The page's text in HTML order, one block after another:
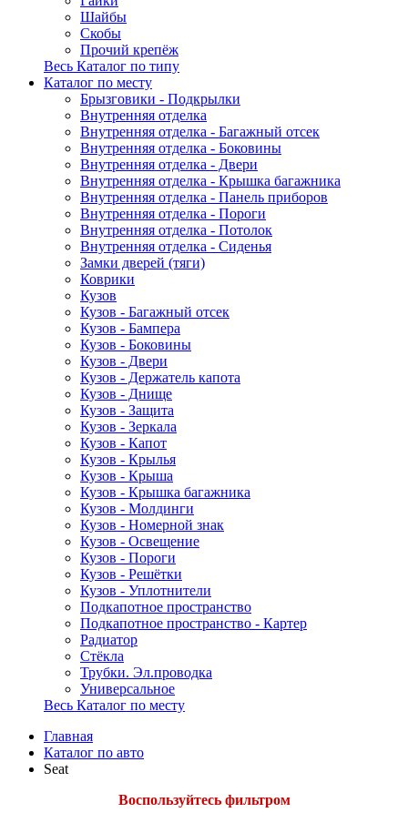
Шайбы
Скобы
Прочий крепёж
Весь Каталог по типу
Каталог по месту
Брызговики - Подкрылки
Внутренняя отделка
Внутренняя отделка - Багажный отсек
Внутренняя отделка - Боковины
Внутренняя отделка - Двери
Внутренняя отделка - Крышка багажника
Внутренняя отделка - Панель приборов
Внутренняя отделка - Пороги
Внутренняя отделка - Потолок
Внутренняя отделка - Сиденья
Замки дверей (тяги)
Коврики
Кузов
Кузов - Багажный отсек
Кузов - Бампера
Кузов - Боковины
Кузов - Двери
Кузов - Держатель капота
Кузов - Днище
Кузов - Защита
Кузов - Зеркала
Кузов - Капот
Кузов - Крылья
Кузов - Крыша
Кузов - Крышка багажника
Кузов - Молдинги
Кузов - Номерной знак
Кузов - Освещение
Кузов - Пороги
Кузов - Решётки
Кузов - Уплотнители
Подкапотное пространство
Подкапотное пространство - Картер
Радиатор
Стёкла
Трубки. Эл.проводка
Универсальное
Весь Каталог по месту
Главная
Каталог по авто
Seat
Воспользуйтесь фильтром